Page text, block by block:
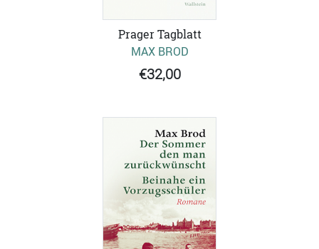
Prager Tagblatt
MAX BROD
€32,00